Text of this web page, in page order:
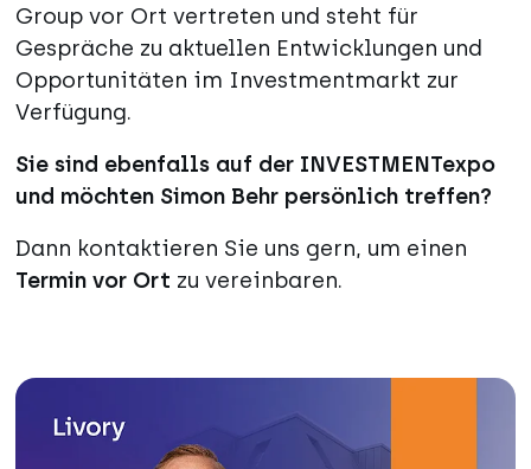
Group vor Ort vertreten und steht für
Gespräche zu aktuellen Entwicklungen und
Opportunitäten im Investmentmarkt zur
Verfügung.
Sie sind ebenfalls auf der INVESTMENTexpo
und möchten Simon Behr persönlich treffen?
Dann kontaktieren Sie uns gern, um einen
Termin vor Ort zu vereinbaren.